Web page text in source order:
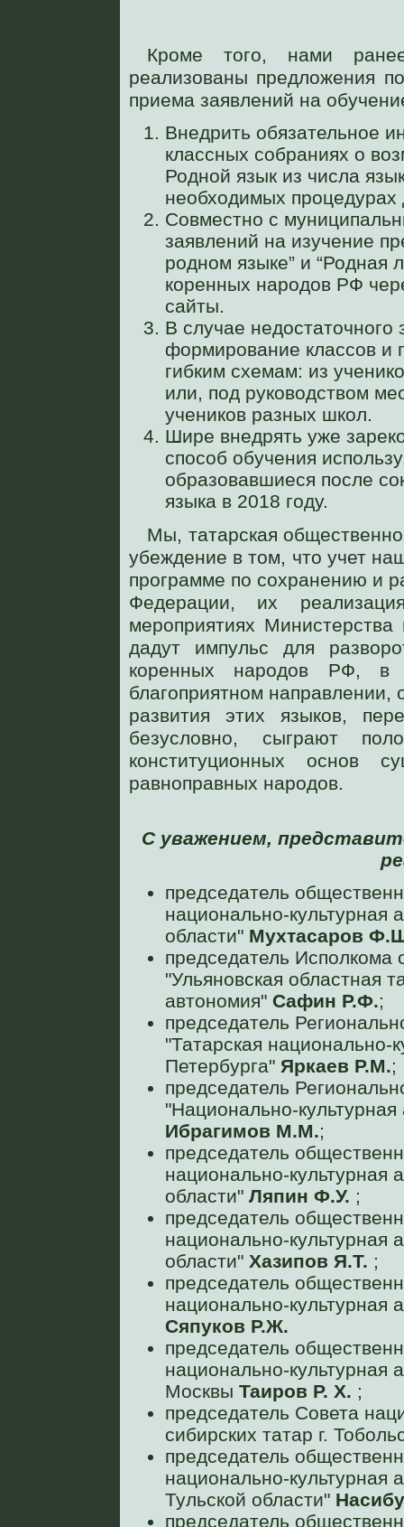
Кроме того, нами
реализованы предложения
приема заявлений на
Внедрить обязательное
классных собраниях о
Родной язык из числа
необходимых процедурах
Совместно с
заявлений на изучение
родном языке” и “Родная
коренных народов РФ
сайты.
В случае недостаточного
формирование классов и
гибким схемам: из
или, под руководством
учеников разных школ.
Шире внедрять уже
способ обучения
образовавшиеся после
языка в 2018 году.
Мы, татарская
убеждение в том, что учет
программе по сохранению и
Федерации, их
мероприятиях
дадут импульс для
коренных народов РФ, в
благоприятном направлении,
развития этих языков,
безусловно, сыграют
конституционных основ
равноправных народов.
С уважением,
председатель
национально-культурная
области" Мухтасаров
председатель Исполкома
"Ульяновская областная
автономия" Сафин Р.Ф.;
председатель
"Татарская национально-
Петербурга" Яркаев Р.М.;
председатель
"Национально-
Ибрагимов М.М.;
председатель
национально-культурная
области" Ляпин Ф.У. ;
председатель
национально-культурная
области" Хазипов Я.Т. ;
председатель
национально-культурная
Сяпуков Р.Ж.
председатель
национально-культурная
Москвы Таиров Р. Х. ;
председатель Совета
сибирских татар г.
председатель
национально-культурная
Тульской области"
председатель